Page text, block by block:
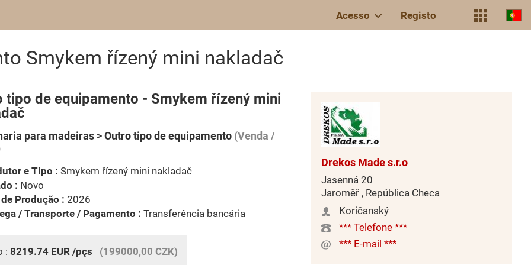
Acesso Registo
Smykem řízený mini nakladač
tipo de equipamento - Smykem řízený mini
para madeiras > Outro tipo de equipamento (Venda /
e Tipo : Smykem řízený mini nakladač
: Novo
Produção : 2026
/ Transporte / Pagamento : Transferência bancária
: 8219.74 EUR /pçs (199000,00 CZK)
Drekos Made s.r.o
Jasenná 20
Jaroměř , República Checa
Koričanský
*** Telefone ***
*** E-mail ***